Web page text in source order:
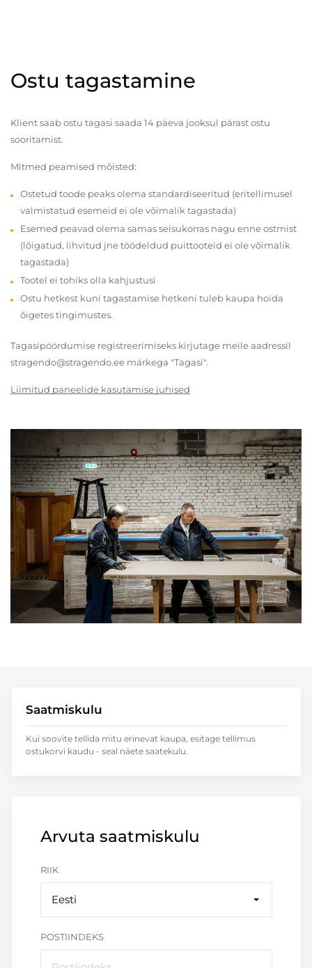
Ostu tagastamine
Klient saab ostu tagasi saada 14 päeva jooksul pärast ostu
sooritamist.
Mitmed peamised mõisted:
Ostetud toode peaks olema standardiseeritud (eritellimusel
valmistatud esemeid ei ole võimalik tagastada)
Esemed peavad olema samas seisukorras nagu enne ostmist
(lõigatud, lihvitud jne töödeldud puittooteid ei ole võimalik
tagastada)
Tootel ei tohiks olla kahjustusi
Ostu hetkest kuni tagastamise hetkeni tuleb kaupa hoida
õigetes tingimustes.
Tagasipöördumise registreerimiseks kirjutage meile aadressil
stragendo@stragendo.ee märkega "Tagasi".
Liimitud paneelide kasutamise juhised
Arvuta saatmiskulu
RIIK
Eesti
POSTIINDEKS
Saatmiskulu
Kui soovite tellida mitu erinevat kaupa, esitage tellimus
ostukorvi kaudu - seal näete saatekulu.